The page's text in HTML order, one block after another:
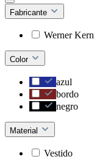
Fabricante
Werner Kern
Color
azul
bordo
negro
Material
Vestido